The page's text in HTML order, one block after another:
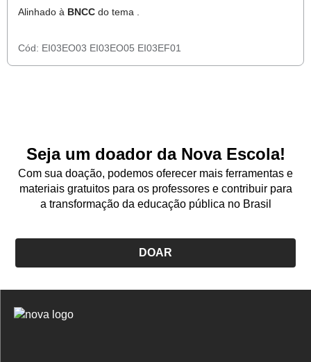
Alinhado à BNCC do tema .
Cód: EI03EO03 EI03EO05 EI03EF01
Seja um doador da Nova Escola!
Com sua doação, podemos oferecer mais ferramentas e
materiais gratuitos para os professores e contribuir para
a transformação da educação pública no Brasil
DOAR
Logo